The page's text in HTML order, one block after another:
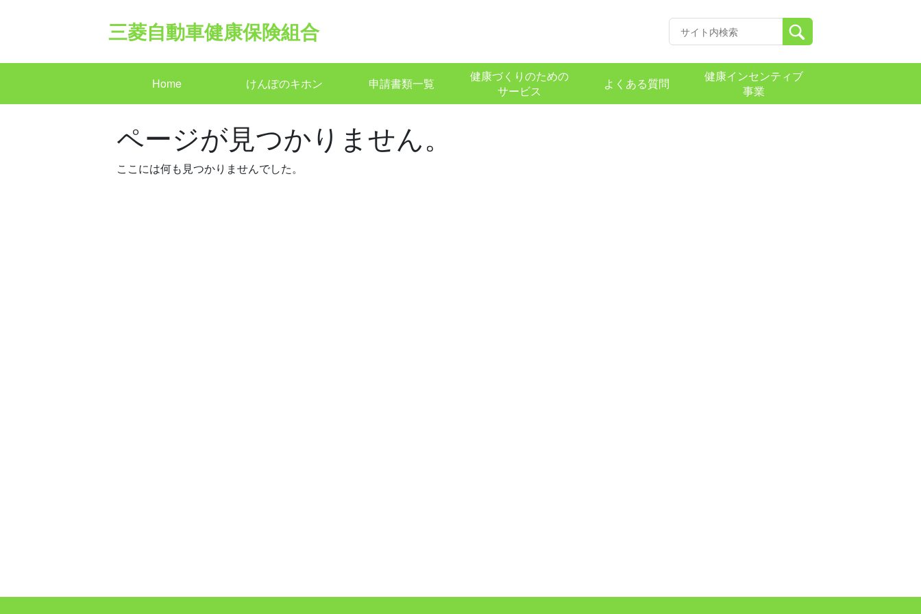
三菱自動車健康保険組合
Home けんぽのキホン 申請書類一覧
健康づくりのための
サービス
よくある質問
健康インセンティブ
事業
ページが見つかりません。
ここには何も見つかりませんでした。